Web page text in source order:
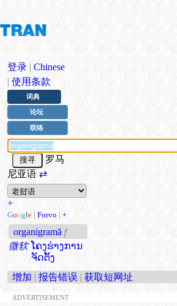
登录 | Chinese
| 使用条款
词典
论坛
联络
罗马
尼亚语 ⇄
+
Google | Forvo | +
organigramă f
微软 ໂຄງຮ່າງການ
ຈັດຕັ້ງ
增加 | 报告错误 | 获取短网址
ADVERTISEMENT